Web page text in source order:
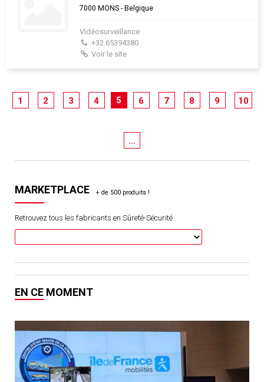
7000 MONS - Belgique
Vidéosurveillance
+32 65394380
Voir le site
1 2 3 4 5 6 7 8 9 10
…
MARKETPLACE
Retrouvez tous les fabricants en Sûreté-Sécurité
EN CE MOMENT